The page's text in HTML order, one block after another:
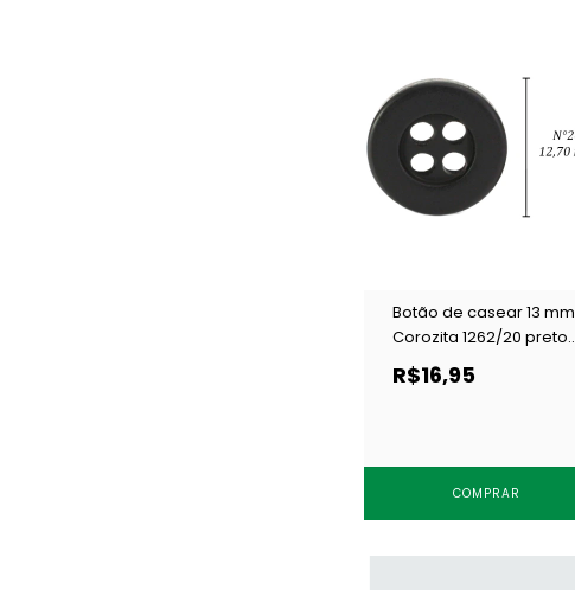
Botão de casear 13 mm
Corozita 1262/20 preto
c/ 144 un
R$16,95
COMPRAR